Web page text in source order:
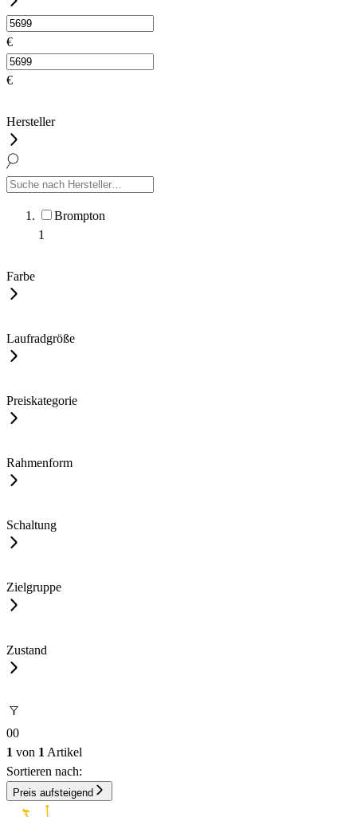
€
€
Hersteller
Brompton
1
Farbe
Laufradgröße
Preiskategorie
Rahmenform
Schaltung
Zielgruppe
Zustand
00
1 von 1 Artikel
Sortieren nach:
Preis aufsteigend